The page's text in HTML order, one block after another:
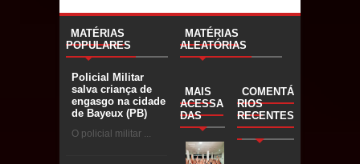
MATÉRIAS
POPULARES
Policial Militar
salva criança de
engasgo na cidade
de Bayeux (PB)
O policial militar ...
MATÉRIAS
ALEATÓRIAS
MAIS
ACESSA
DAS
COMENTÁ
RIOS
RECENTES